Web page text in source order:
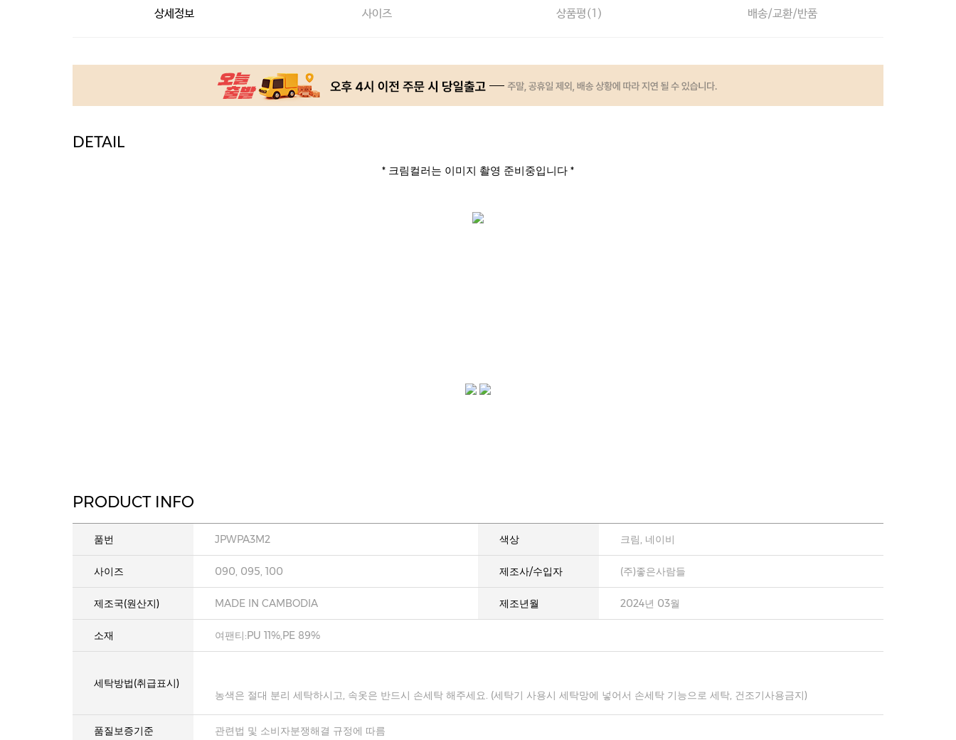
상세정보 사이즈 상품평(1 ) 배송/교환/반품
DETAIL
* 크림컬러는 이미지 촬영 준비중입니다 *
PRODUCT INFO
품번 JPWPA3M2 색상 크림, 네이비
사이즈 090, 095, 100 제조사/수입자 (주)좋은사람들
제조국(원산지) MADE IN CAMBODIA 제조년월 2024년 03월
소재 여팬티:PU 11%,PE 89%
세탁방법(취급표시)
농색은 절대 분리 세탁하시고, 속옷은 반드시 손세탁 해주세요. (세탁기 사용시 세탁망에 넣어서 손세탁 기능으로 세탁, 건조기사용금지)
품질보증기준 관련법 및 소비자분쟁해결 규정에 따름